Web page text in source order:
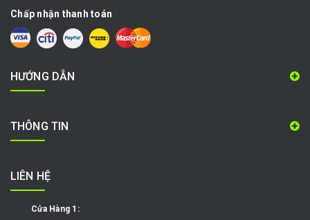
Chấp nhận thanh toán
HƯỚNG DẪN
THÔNG TIN
LIÊN HỆ
Cửa Hàng 1: